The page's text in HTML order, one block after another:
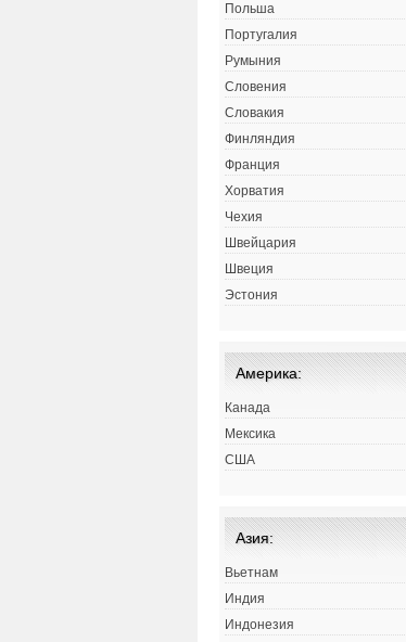
Польша
Португалия
Румыния
Словения
Словакия
Финляндия
Франция
Хорватия
Чехия
Швейцария
Швеция
Эстония
Америка:
Канада
Мексика
США
Азия:
Вьетнам
Индия
Индонезия